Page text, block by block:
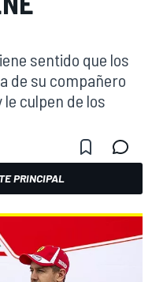
sentido que los
de su compañero
culpen de los
PRINCIPAL